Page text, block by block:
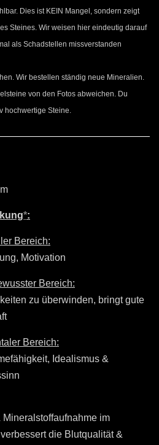
Dies ist KEIN Mangel, sondern zeigt
Steines. Wir weisen hier eindeutig darauf
als Schadstellen missverstanden
Wir bestellen ständig neue Mineralien.
von den Fotos abweichen. Du
hochwertige Steine.
*:
Bereich:
Motivation
Bereich:
zu überwinden, bringt gute
Bereich:
Idealismus &
Mineralstoffaufnahme im
die Blutqualität &